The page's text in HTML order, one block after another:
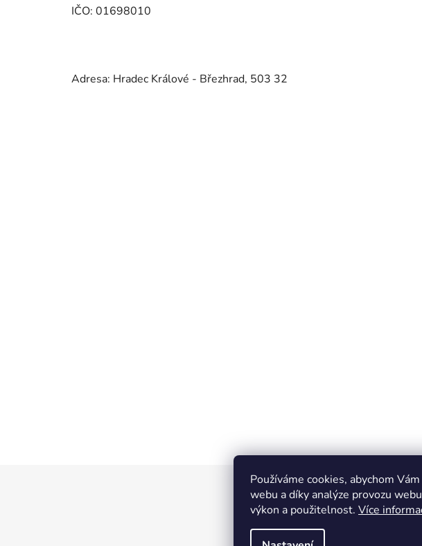
Používáme cookies, abychom
webu a díky analýze provozu
výkon a použitelnost. Více
IČO: 01698010
Adresa: Hradec Králové - Březhrad, 503 32
Online marketing